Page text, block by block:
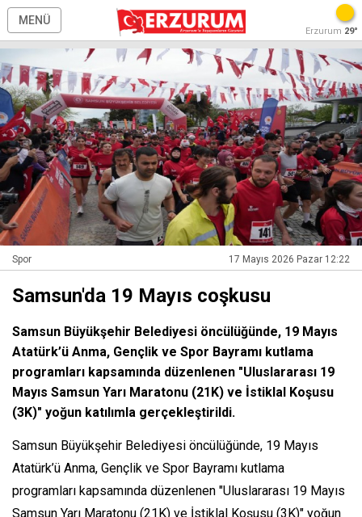
MENÜ
Erzurum 29°
Spor 17 Mayıs 2026 Pazar 12:22
Samsun'da 19 Mayıs coşkusu
Samsun Büyükşehir Belediyesi öncülüğünde, 19 Mayıs
Atatürk’ü Anma, Gençlik ve Spor Bayramı kutlama
programları kapsamında düzenlenen "Uluslararası 19
Mayıs Samsun Yarı Maratonu (21K) ve İstiklal Koşusu
(3K)" yoğun katılımla gerçekleştirildi.
Samsun Büyükşehir Belediyesi öncülüğünde, 19 Mayıs
Atatürk’ü Anma, Gençlik ve Spor Bayramı kutlama
programları kapsamında düzenlenen "Uluslararası 19 Mayıs
Samsun Yarı Maratonu (21K) ve İstiklal Koşusu (3K)" yoğun